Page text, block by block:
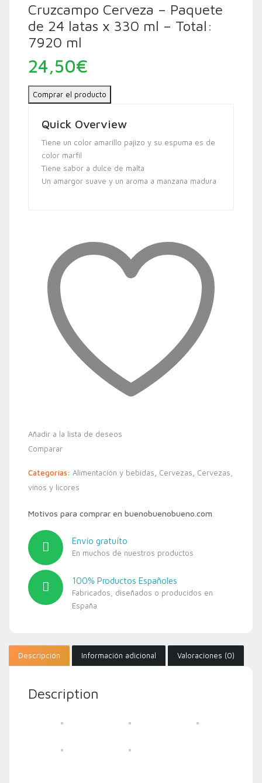
Cruzcampo Cerveza – Paquete
de 24 latas x 330 ml – Total:
7920 ml
24,50€
Comprar el producto
Quick Overview
Tiene un color amarillo pajizo y su espuma es de
color marfil
Tiene sabor a dulce de malta
Un amargor suave y un aroma a manzana madura
Añadir a la lista de deseos
Comparar
Categorías: Alimentación y bebidas Cervezas
Cervezas,
vinos y licores
Motivos para comprar en buenobuenobueno.com
Envío gratuíto
En muchos de nuestros productos
100% Productos Españoles
Fabricados, diseñados o producidos en
España
Descripción Información adicional Valoraciones (0)
Description